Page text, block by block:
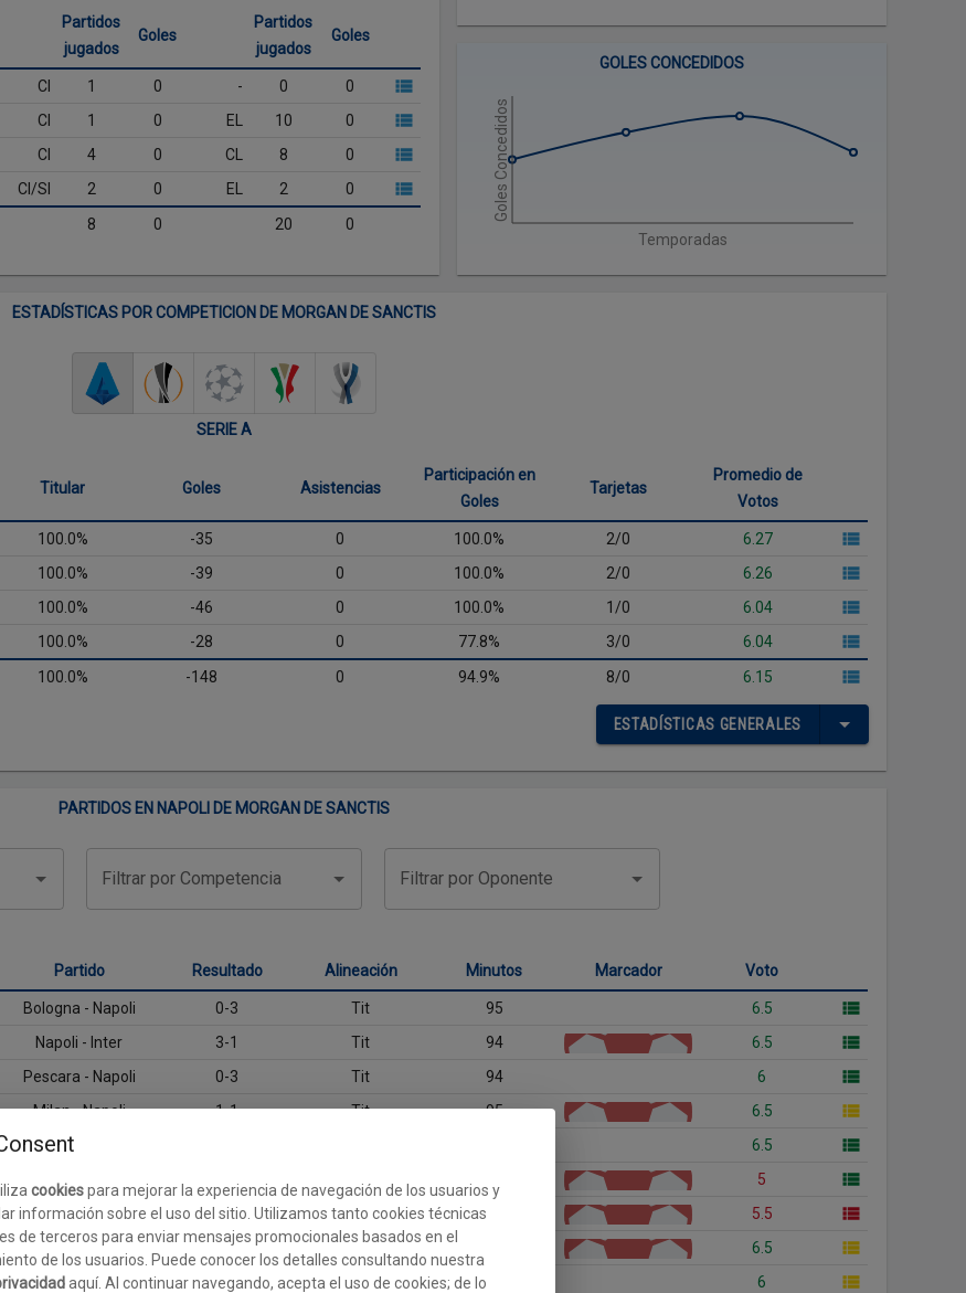
Partidos
jugados
Goles
Partidos
jugados
Goles
CI 1 0 - 0
0
CI 1 0 EL 10
0
CI 4 0 CL 8
0
CI/SI 2 0 EL 2
0
8 0 20 0
ESTADÍSTICAS POR COMPETICION DE MORGAN DE SANCTIS
SERIE A
Titular Goles Asistencias
Participación en
Goles
Tarjetas
Promedio de
Votos
100.0% -35 0 100.0% 2/0
6.27
100.0% -39 0 100.0% 2/0
6.26
100.0% -46 0 100.0% 1/0
6.04
100.0% -28 0 77.8% 3/0
6.04
100.0% -148 0 94.9% 8/0 6.15
ESTADÍSTICAS GENERALES
PARTIDOS EN NAPOLI DE MORGAN DE SANCTIS
Filtrar por Competencia Filtrar por Oponente
Partido Resultado Alineación Minutos Marcador Voto
Bologna - Napoli 0-3 Tit 95
6.5
Napoli - Inter 3-1 Tit 94
6.5
Pescara - Napoli 0-3 Tit 94
6
Milan - Napoli 1-1 Tit 95
6.5
Napoli - Genoa
6.5
Napoli - Atalanta
5
Chievo - Napoli 2-0 Tit 95
5.5
Napoli - Juventus 1-1 Tit
6.5
Udinese - Napoli 0-0 Tit 94
6
GOLES CONCEDIDOS
Temporadas
Goles Concedidos
cookiespara mejorar la experiencia de navegación de los usuarios y
información sobre el uso del sitio. Utilizamos tanto cookies técnicas
de terceros para enviar mensajes promocionales basados en el
de los usuarios. Puede conocer los detalles consultando nuestra
aquí. Al continuar navegando, acepta el uso de cookies; de lo